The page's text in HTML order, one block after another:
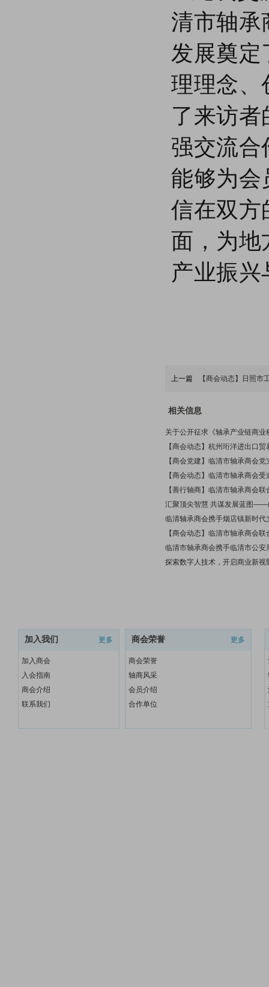
清市轴
发展奠
理理念
了来访
强交流
能够为
信在双
面，为
产业振
上一篇 【商会动态】日照
相关信息
关于公开征求《轴承产业链商
【商会动态】杭州珩洋进出口
【商会党建】临清市轴承商会
【商会动态】临清市轴承商会
【善行轴商】临清市轴承商会联
汇聚顶尖智慧 共谋发展蓝图——
临清轴承商会携手烟店镇新时
【商会动态】临清市轴承商会
临清市轴承商会携手临清市公
探索数字人技术，开启商业新
加入我们 更多
加入商会
入会指南
商会介绍
联系我们
商会荣誉 更多
商会荣誉
轴商风采
会员介绍
合作单位